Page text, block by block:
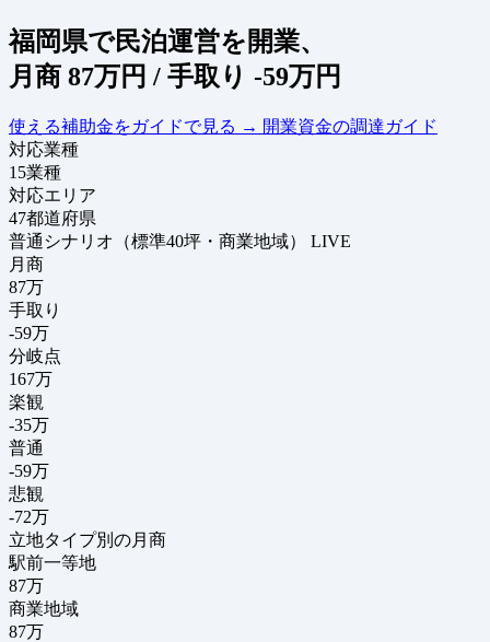
福岡県で民泊運営を開業、
月商 87万円 / 手取り -59万円
使える補助金をガイドで見る → 開業資金の調達ガイド
対応業種
15業種
対応エリア
47都道府県
普通シナリオ（標準40坪・商業地域）
LIVE
月商
87万
手取り
-59万
分岐点
167万
楽観
-35万
普通
-59万
悲観
-72万
立地タイプ別の月商
駅前一等地
87万
商業地域
87万